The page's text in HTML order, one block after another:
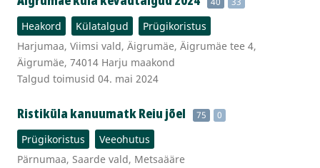
Heakord Külatalgud
Prügikoristus
Harjumaa, Viimsi vald, Äigrumäe, Äigrumäe tee 4,
Äigrumäe, 74014 Harju maakond
Talgud toimusid 04. mai 2024
Ristiküla kanuumatk Reiu jõel 75 0
Prügikoristus
Veeohutus
Pärnumaa, Saarde vald, Metsaääre